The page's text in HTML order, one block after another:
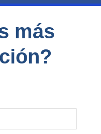
más